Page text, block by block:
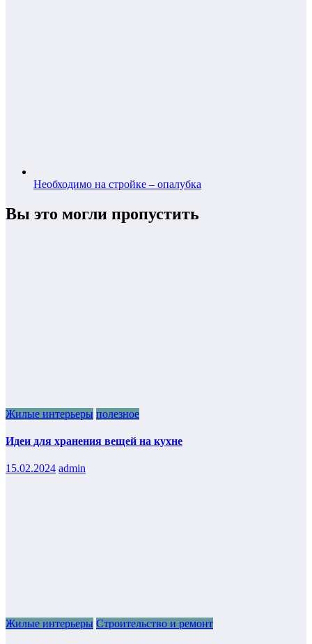
Необходимо на стройке – опалубка
Вы это могли пропустить
Жилые интерьеры полезное
Идеи для хранения вещей на кухне
15.02.2024 admin
Жилые интерьеры Строительство и ремонт